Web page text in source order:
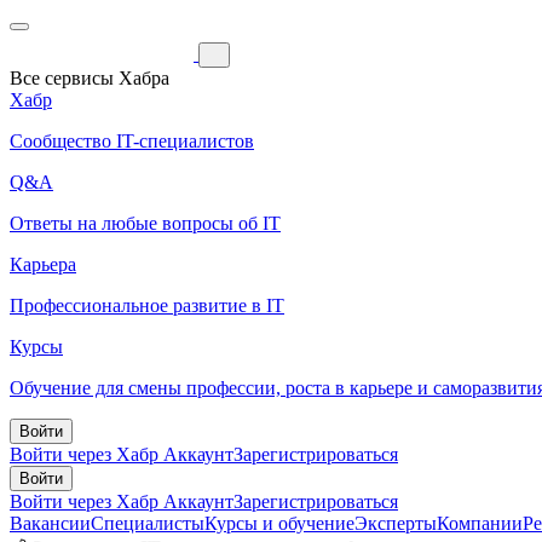
Все сервисы Хабра
Хабр
Сообщество IT-специалистов
Q&A
Ответы на любые вопросы об IT
Карьера
Профессиональное развитие в IT
Курсы
Обучение для смены профессии, роста в карьере и
Войти
Войти через Хабр АккаунтЗарегистрироваться
Войти
Войти через Хабр АккаунтЗарегистрироваться
ВакансииСпециалистыКурсы и обучениеЭкспертыКомпании